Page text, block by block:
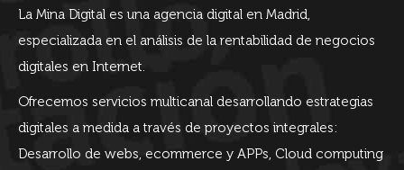
La Mina Digital es una agencia digital en Madrid,
especializada en el análisis de la rentabilidad de negocios
digitales en Internet.
Ofrecemos servicios multicanal desarrollando estrategias
digitales a medida a través de proyectos integrales:
Desarrollo de webs, ecommerce y APPs, Cloud computing